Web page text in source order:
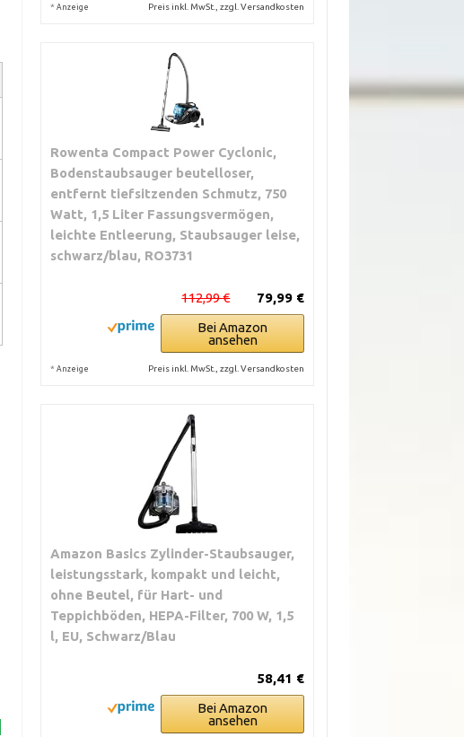
* Anzeige Preis inkl. MwSt., zzgl. Versandkosten
Rowenta Compact Power Cyclonic,
Bodenstaubsauger beutelloser,
entfernt tiefsitzenden Schmutz, 750
Watt, 1,5 Liter Fassungsvermögen,
leichte Entleerung, Staubsauger leise,
schwarz/blau, RO3731
79,99 €
112,99 €
Bei Amazon
ansehen
* Anzeige Preis inkl. MwSt., zzgl. Versandkosten
Amazon Basics Zylinder-Staubsauger,
leistungsstark, kompakt und leicht,
ohne Beutel, für Hart- und
Teppichböden, HEPA-Filter, 700 W, 1,5
l, EU, Schwarz/Blau
58,41 €
Bei Amazon
ansehen